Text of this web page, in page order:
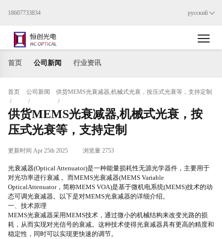
18607733834 русский
首页 公司新闻 行业资讯
首页
/
公司新闻
/
供货MEMS光衰减器,机械式光衰，按压式光衰等，支持定制
/
供货MEMS光衰减器,机械式光衰，按
压式光衰等，支持定制
更新时间 Apr 25th 2025 浏览量 2753
光衰减器(Optical Attenuator)是一种能量损耗性无源光学器件，主要用于
对光功率进行衰减 。 而MEMS光衰减器(MEMS Variable
OpticalAttenuator，简称MEMS VOA)是基于微机电系统(MEMS)技术的动
态可调光衰减器。以下是对MEMS光衰减器的详细介绍。
一、技术原理
MEMS光衰减器采用MEMS技术，通过微小的机械结构来改变光路的损
耗，从而实现对光信号的衰减。这种技术使得光衰减器具有更高的精度和
稳定性，同时可以实现更快速的调节。